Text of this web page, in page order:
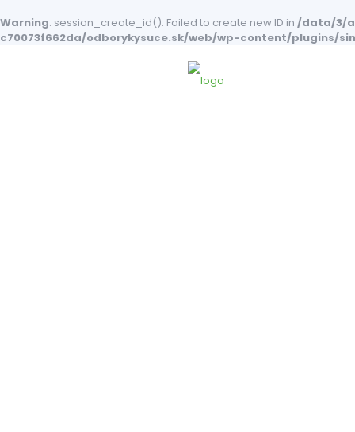
Warning: session_create_id(): Failed to create new ID in /data/3/
c70073f662da/odborykysuce.sk/web/wp-content/